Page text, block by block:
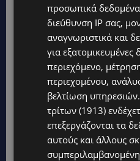
προσωπικά
διεύθυνση IP σας,
αναγνωριστικά και
για εξατομικευμένες
περιεχόμενο,
περιεχομένου,
βελτίωση υπηρεσιών.
τρίτων (1913)
επεξεργάζονται τα
αυτούς και άλλους